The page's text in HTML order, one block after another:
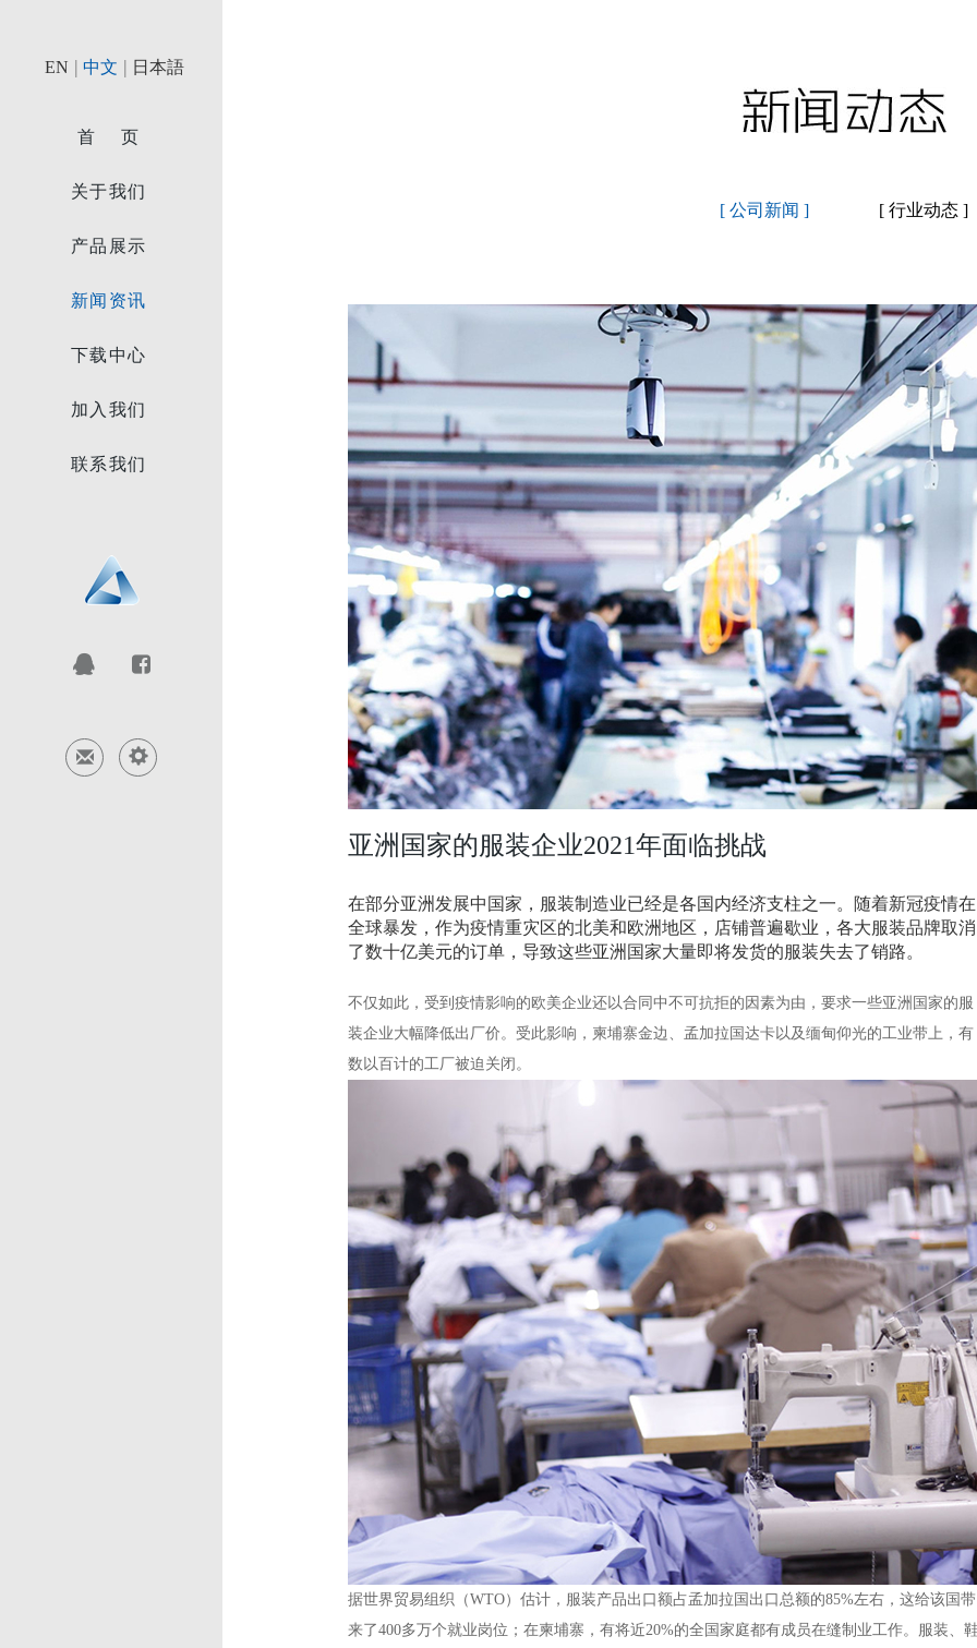
EN | 中文 | 日本語
首 页
关于我们
产品展示
新闻资讯
下载中心
加入我们
联系我们
[ 公司新闻 ] [ 行业动态 ]
亚洲国家的服装企业2021年面临挑战
在部分亚洲发展中国家，服装制造业已经是各国内经济支柱之一。随着新冠疫情在
全球暴发，作为疫情重灾区的北美和欧洲地区，店铺普遍歇业，各大服装品牌取消
了数十亿美元的订单，导致这些亚洲国家大量即将发货的服装失去了销路。
不仅如此，受到疫情影响的欧美企业还以合同中不可抗拒的因素为由，要求一些亚洲国家的服
装企业大幅降低出厂价。受此影响，柬埔寨金边、孟加拉国达卡以及缅甸仰光的工业带上，有
数以百计的工厂被迫关闭。
据世界贸易组织（WTO）估计，服装产品出口额占孟加拉国出口总额的85%左右，这给该国带
来了400多万个就业岗位；在柬埔寨，有将近20%的全国家庭都有成员在缝制业工作。服装、